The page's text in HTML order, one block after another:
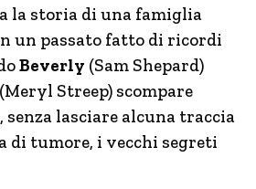
la storia di una famiglia
un passato fatto di ricordi
Beverly (Sam Shepard)
(Meryl Streep) scompare
lasciare alcuna traccia
di tumore, i vecchi segreti